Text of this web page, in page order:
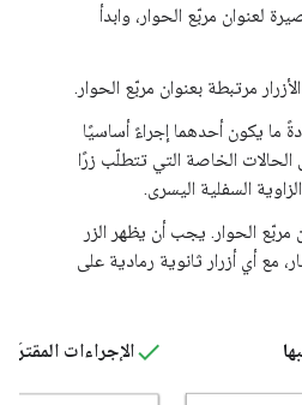
لعنوان مربّع الحوار، وابدأ
مرتبطة بعنوان مربّع الحوار.
ما يكون أحدهما إجراءً أساسيًا
الحالات الخاصة التي تتطلّب زرًا
السفلية اليسرى.
الحوار. يجب أن يظهر الزر
مع أي أزرار ثانوية رمادية على
الإجراءات